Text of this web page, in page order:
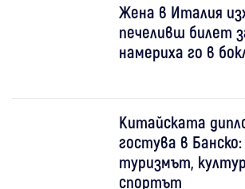
Жена в Италия
печеливш билет
намериха го в
Китайската
гостува в
туризмът,
спортът